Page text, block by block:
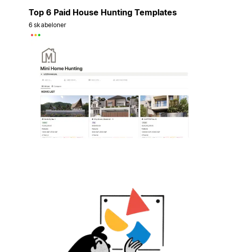
Top 6 Paid House Hunting Templates
6 skabeloner